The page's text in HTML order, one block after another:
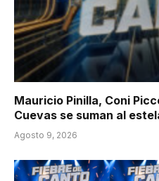
Mauricio Pinilla, Coni
Cuevas se suman al
Agosto 9, 2026